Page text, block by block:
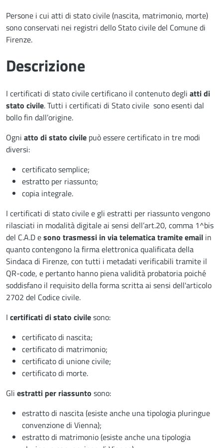
Persone i cui atti di stato civile (nascita, matrimonio, morte)
sono conservati nei registri dello Stato civile del Comune di
Firenze.
Descrizione
I certificati di stato civile certificano il contenuto degli atti di
stato civile. Tutti i certificati di Stato civile sono esenti dal
bollo fin dall’origine.
Ogni atto di stato civile può essere certificato in tre modi
diversi:
certificato semplice;
estratto per riassunto;
copia integrale.
I certificati di stato civile e gli estratti per riassunto vengono
rilasciati in modalità digitale ai sensi dell’art.20, comma 1^bis
del C.A.D esono trasmessi in via telematica tramite email in
quanto contengono la firma elettronica qualificata della
Sindaca di Firenze, con tutti i metadati verificabili tramite il
QR-code, e pertanto hanno piena validità probatoria poiché
soddisfano il requisito della forma scritta ai sensi dell'articolo
2702 del Codice civile.
I certificati di stato civilesono:
certificato di nascita;
certificato di matrimonio;
certificato di unione civile;
certificato di morte.
Gli estratti per riassunto sono:
estratto di nascita (esiste anche una tipologia pluringue
convenzione di Vienna);
estratto di matrimonio (esiste anche una tipologia